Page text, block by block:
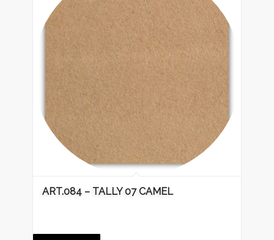
ART.084 – TALLY 07 CAMEL